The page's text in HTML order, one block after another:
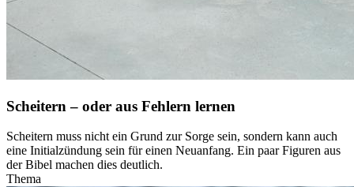
Scheitern – oder aus Fehlern lernen
Scheitern muss nicht ein Grund zur Sorge sein, sondern kann auch
eine Initialzündung sein für einen Neuanfang. Ein paar Figuren aus
der Bibel machen dies deutlich.
Thema